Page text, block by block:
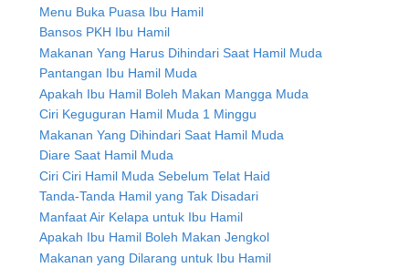
Menu Buka Puasa Ibu Hamil
Bansos PKH Ibu Hamil
Makanan Yang Harus Dihindari Saat Hamil Muda
Pantangan Ibu Hamil Muda
Apakah Ibu Hamil Boleh Makan Mangga Muda
Ciri Keguguran Hamil Muda 1 Minggu
Makanan Yang Dihindari Saat Hamil Muda
Diare Saat Hamil Muda
Ciri Ciri Hamil Muda Sebelum Telat Haid
Tanda-Tanda Hamil yang Tak Disadari
Manfaat Air Kelapa untuk Ibu Hamil
Apakah Ibu Hamil Boleh Makan Jengkol
Makanan yang Dilarang untuk Ibu Hamil